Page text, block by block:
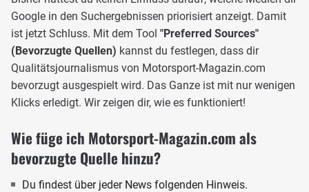
Google in den Suchergebnissen priorisiert anzeigt. Damit
ist jetzt Schluss. Mit dem Tool "Preferred Sources"
(Bevorzugte Quellen) kannst du festlegen, dass dir
Qualitätsjournalismus von Motorsport-Magazin.com
bevorzugt ausgespielt wird. Das Ganze ist mit nur wenigen
Klicks erledigt. Wir zeigen dir, wie es funktioniert!
Wie füge ich Motorsport-Magazin.com als
bevorzugte Quelle hinzu?
Du findest über jeder News folgenden Hinweis.